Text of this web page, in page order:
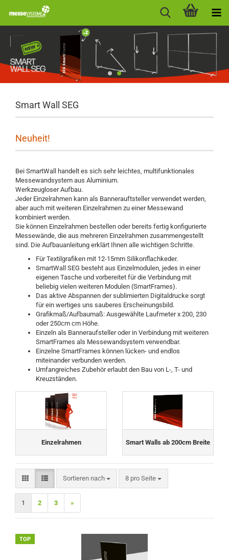
Smart Wall SEG
Neuheit!
Bei SmartWall handelt es sich sehr leichtes, multifunktionales
Messewandsystem aus Aluminium.
Werkzeugloser Aufbau.
Jeder Einzelrahmen kann als Bannerauftsteller verwendet werden,
aber auch mit weiteren Einzelrahmen zu einer Messewand
kombiniert werden.
Sie können Einzelrahmen bestellen oder bereits fertig konfigurierte
Messewände, die aus mehreren Einzelrahmen zusammengestellt
sind. Die Aufbauanleitung erklärt Ihnen alle wichtigen Schritte.
Für Textilgrafiken mit 12-15mm Silikonflachkeder.
SmartWall SEG besteht aus Einzelmodulen, jedes in einer
eigenen Tasche und vorbereitet für die Verbindung mit
beliebig vielen weiteren Modulen (SmartFrames).
Das aktive Abspannen der sublimierten Digitaldrucke sorgt
für ein wertiges uns sauberes Erscheinungsbild.
Grafikmaß/Aufbaumaß: Ausgewählte Laufmeter x 200, 230
oder 250cm cm Höhe.
Einzeln als Banneraufsteller oder in Verbindung mit weiteren
SmartFrames als Messewandsystem verwendbar.
Einzelne SmartFrames können lücken- und endlos
miteinander verbunden werden.
Umfangreiches Zubehör erlaubt den Bau von L-, T- und
Kreuzständen.
Einzelrahmen Smart Walls ab 200cm Breite
Sortieren nach
Sortieren nach 8 pro Seite
pro Seite
1 2 3 »
TOP